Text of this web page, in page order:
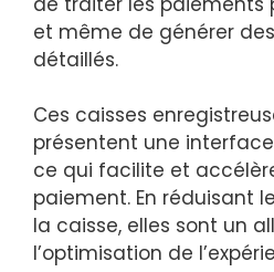
et même de générer
détaillés.
Ces caisses
présentent une
ce qui facilite et
paiement. En réduisant
la caisse, elles sont un
l’optimisation de